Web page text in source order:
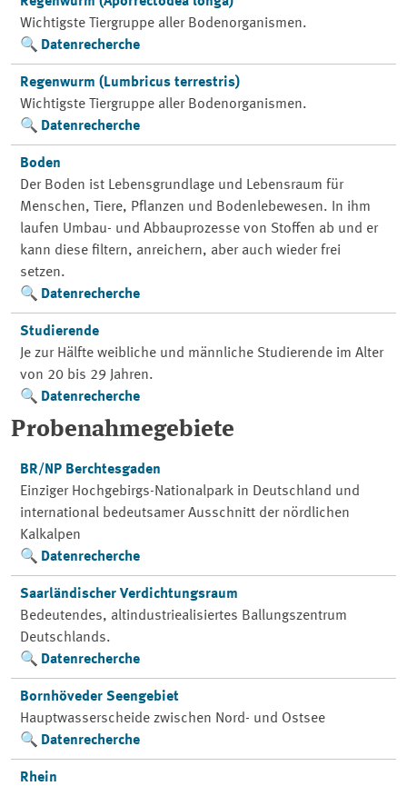
Wichtigste Tiergruppe aller Bodenorganismen.
Datenrecherche
Regenwurm (Lumbricus terrestris)
Wichtigste Tiergruppe aller Bodenorganismen.
Datenrecherche
Boden
Der Boden ist Lebensgrundlage und Lebensraum für
Menschen, Tiere, Pflanzen und Bodenlebewesen. In ihm
laufen Umbau- und Abbauprozesse von Stoffen ab und er
kann diese filtern, anreichern, aber auch wieder frei
setzen.
Datenrecherche
Studierende
Je zur Hälfte weibliche und männliche Studierende im Alter
von 20 bis 29 Jahren.
Datenrecherche
Probenahmegebiete
BR/NP Berchtesgaden
Einziger Hochgebirgs-Nationalpark in Deutschland und
international bedeutsamer Ausschnitt der nördlichen
Kalkalpen
Datenrecherche
Saarländischer Verdichtungsraum
Bedeutendes, altindustriealisiertes Ballungszentrum
Deutschlands.
Datenrecherche
Bornhöveder Seengebiet
Hauptwasserscheide zwischen Nord- und Ostsee
Datenrecherche
Rhein